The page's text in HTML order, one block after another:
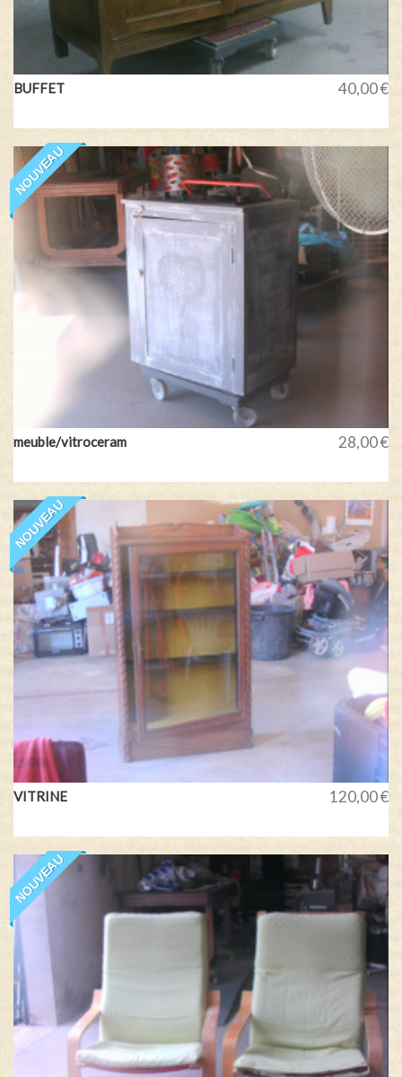
BUFFET 40,00 €
NOUVEAU
meuble/vitroceram 28,00 €
NOUVEAU
VITRINE 120,00 €
NOUVEAU